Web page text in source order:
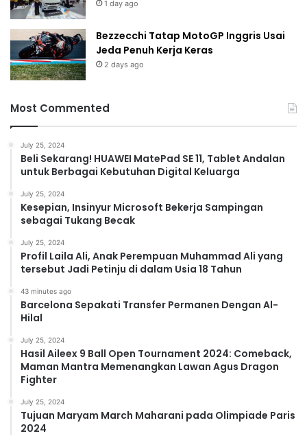
1 day ago
Bezzecchi Tatap MotoGP Inggris Usai
Jeda Penuh Kerja Keras
2 days ago
Most Commented
July 25, 2024
Beli Sekarang! HUAWEI MatePad SE 11, Tablet Andalan
untuk Berbagai Kebutuhan Digital Keluarga
July 25, 2024
Kesepian, Insinyur Microsoft Bekerja Sampingan
sebagai Tukang Becak
July 25, 2024
Profil Laila Ali, Anak Perempuan Muhammad Ali yang
tersebut Jadi Petinju di dalam Usia 18 Tahun
43 minutes ago
Barcelona Sepakati Transfer Permanen Dengan Al-
Hilal
July 25, 2024
Hasil Aileex 9 Ball Open Tournament 2024: Comeback,
Maman Mantra Memenangkan Lawan Agus Dragon
Fighter
July 25, 2024
Tujuan Maryam March Maharani pada Olimpiade Paris
2024